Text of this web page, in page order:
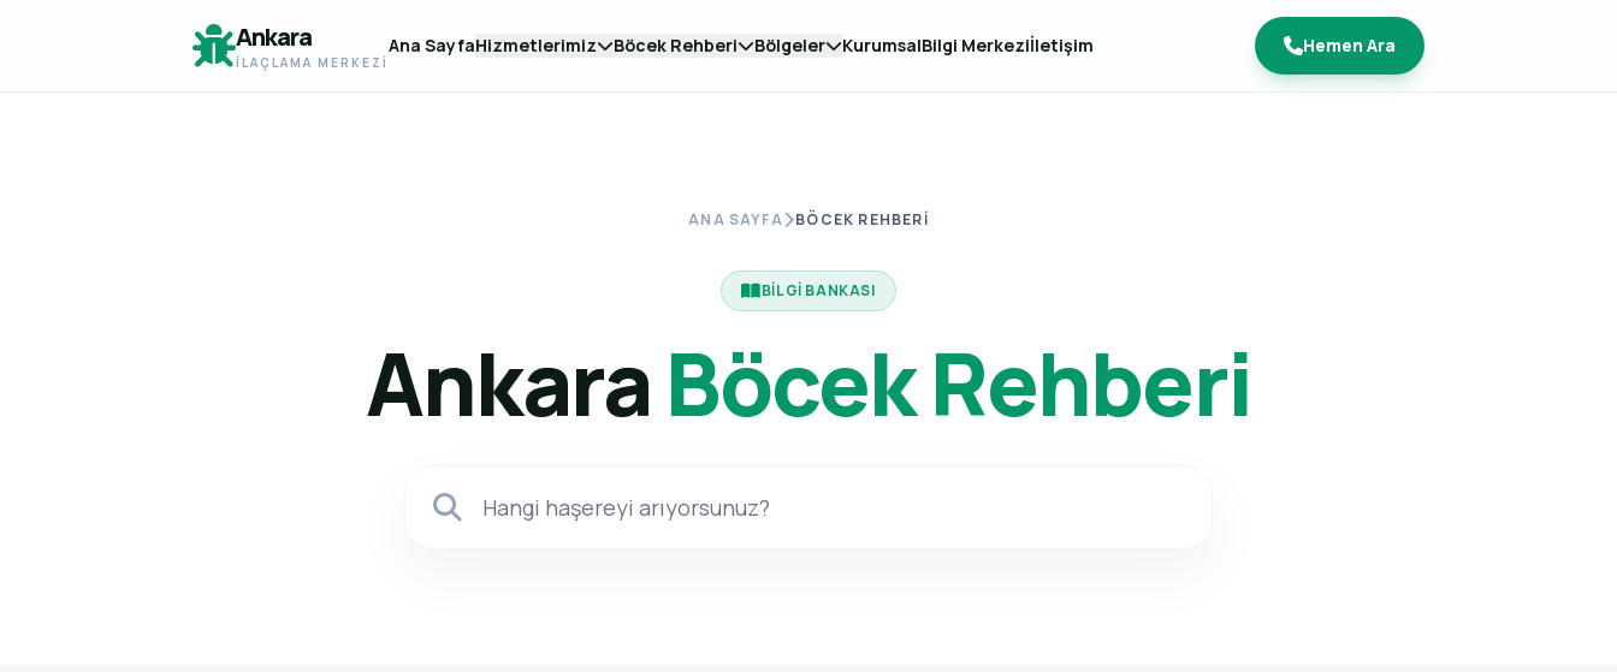
Ankara
İLAÇLAMA MERKEZI
Ana SayfaHizmetlerimiz Böcek Rehberi Bölgeler KurumsalBilgi Merkeziİletişim Hemen Ara
ANA SAYFA BÖCEK REHBERI
BILGI BANKASI
AnkaraBöcek Rehberi